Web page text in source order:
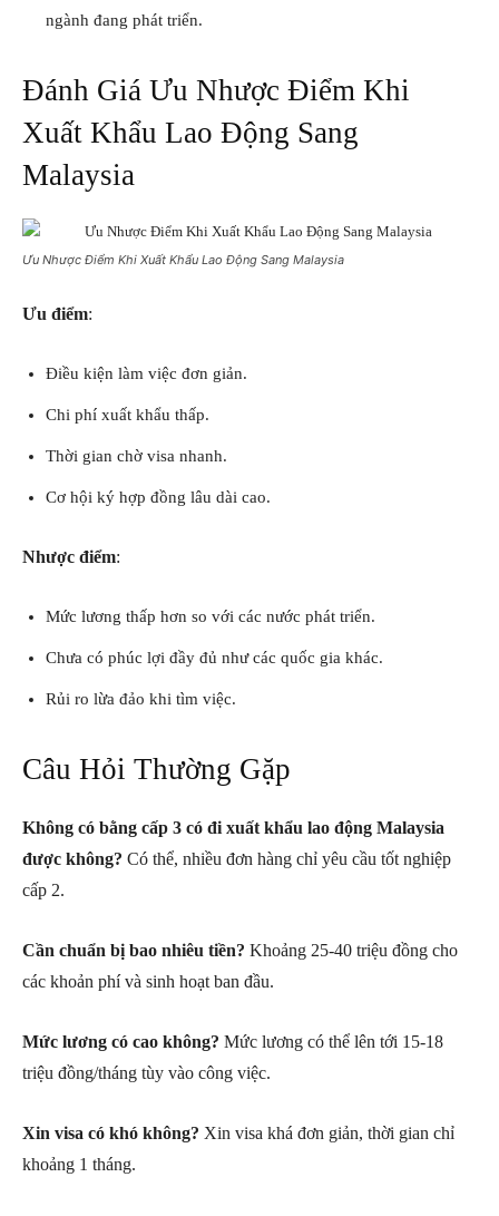
ngành đang phát triển.
Đánh Giá Ưu Nhược Điểm Khi
Xuất Khẩu Lao Động Sang
Malaysia
Ưu Nhược Điểm Khi Xuất Khẩu Lao Động Sang Malaysia
Ưu điểm:
Điều kiện làm việc đơn giản.
Chi phí xuất khẩu thấp.
Thời gian chờ visa nhanh.
Cơ hội ký hợp đồng lâu dài cao.
Nhược điểm:
Mức lương thấp hơn so với các nước phát triển.
Chưa có phúc lợi đầy đủ như các quốc gia khác.
Rủi ro lừa đảo khi tìm việc.
Câu Hỏi Thường Gặp
Không có bằng cấp 3 có đi xuất khẩu lao động Malaysia
được không? Có thể, nhiều đơn hàng chỉ yêu cầu tốt nghiệp
cấp 2.
Cần chuẩn bị bao nhiêu tiền? Khoảng 25-40 triệu đồng cho
các khoản phí và sinh hoạt ban đầu.
Mức lương có cao không? Mức lương có thể lên tới 15-18
triệu đồng/tháng tùy vào công việc.
Xin visa có khó không? Xin visa khá đơn giản, thời gian chỉ
khoảng 1 tháng.